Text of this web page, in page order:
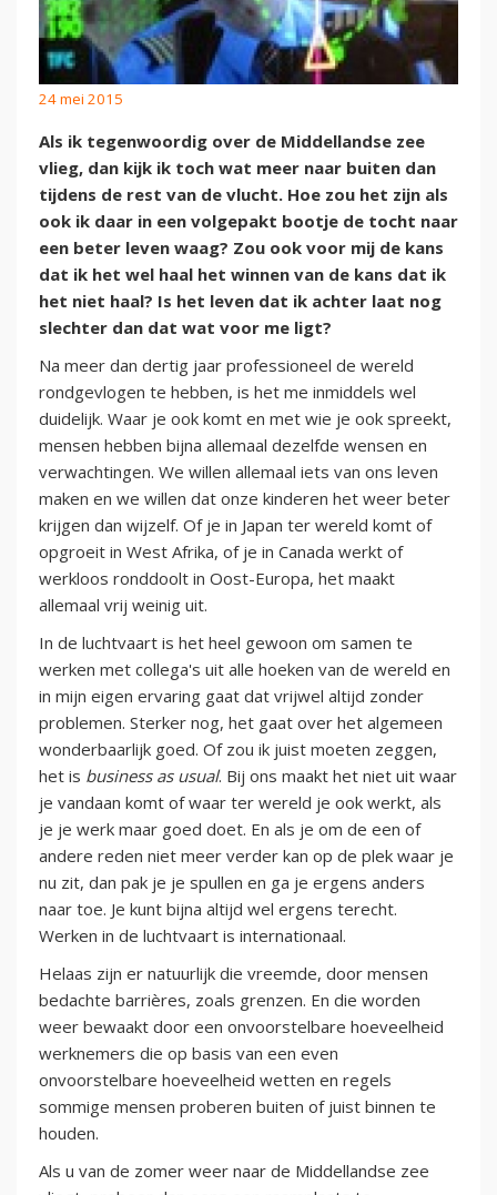
24 mei 2015
Als ik tegenwoordig over de Middellandse zee
vlieg, dan kijk ik toch wat meer naar buiten dan
tijdens de rest van de vlucht. Hoe zou het zijn als
ook ik daar in een volgepakt bootje de tocht naar
een beter leven waag? Zou ook voor mij de kans
dat ik het wel haal het winnen van de kans dat ik
het niet haal? Is het leven dat ik achter laat nog
slechter dan dat wat voor me ligt?
Na meer dan dertig jaar professioneel de wereld
rondgevlogen te hebben, is het me inmiddels wel
duidelijk. Waar je ook komt en met wie je ook spreekt,
mensen hebben bijna allemaal dezelfde wensen en
verwachtingen. We willen allemaal iets van ons leven
maken en we willen dat onze kinderen het weer beter
krijgen dan wijzelf. Of je in Japan ter wereld komt of
opgroeit in West Afrika, of je in Canada werkt of
werkloos ronddoolt in Oost-Europa, het maakt
allemaal vrij weinig uit.
In de luchtvaart is het heel gewoon om samen te
werken met collega's uit alle hoeken van de wereld en
in mijn eigen ervaring gaat dat vrijwel altijd zonder
problemen. Sterker nog, het gaat over het algemeen
wonderbaarlijk goed. Of zou ik juist moeten zeggen,
het is business as usual. Bij ons maakt het niet uit waar
je vandaan komt of waar ter wereld je ook werkt, als
je je werk maar goed doet. En als je om de een of
andere reden niet meer verder kan op de plek waar je
nu zit, dan pak je je spullen en ga je ergens anders
naar toe. Je kunt bijna altijd wel ergens terecht.
Werken in de luchtvaart is internationaal.
Helaas zijn er natuurlijk die vreemde, door mensen
bedachte barrières, zoals grenzen. En die worden
weer bewaakt door een onvoorstelbare hoeveelheid
werknemers die op basis van een even
onvoorstelbare hoeveelheid wetten en regels
sommige mensen proberen buiten of juist binnen te
houden.
Als u van de zomer weer naar de Middellandse zee